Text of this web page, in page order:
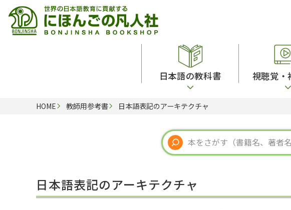
日本語の教科書
留学生向け専門分野
子ども向け
発音・聴
練習問題
日本語能
視聴覚・
カード・ゲーム・絵教材
絵本・子
スペイン
ドイツ語辞典
ポルトガ
語学・文法辞典
表現・用
語彙・意味
表記
多言語社会・言語政策
言語の諸
HOME 教師用参考書 日本語表記のアーキテクチャ
日本語表記のアーキテクチャ